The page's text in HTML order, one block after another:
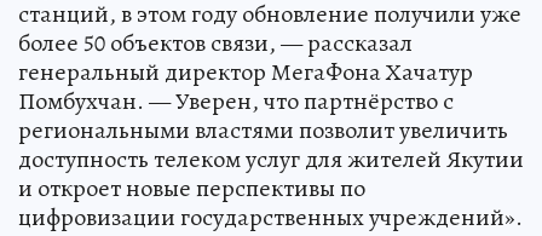
станций, в этом году обновление получили уже
более 50 объектов связи, — рассказал
генеральный директор МегаФона Хачатур
Помбухчан. — Уверен, что партнёрство с
региональными властями позволит увеличить
доступность телеком услуг для жителей Якутии
и откроет новые перспективы по
цифровизации государственных учреждений».